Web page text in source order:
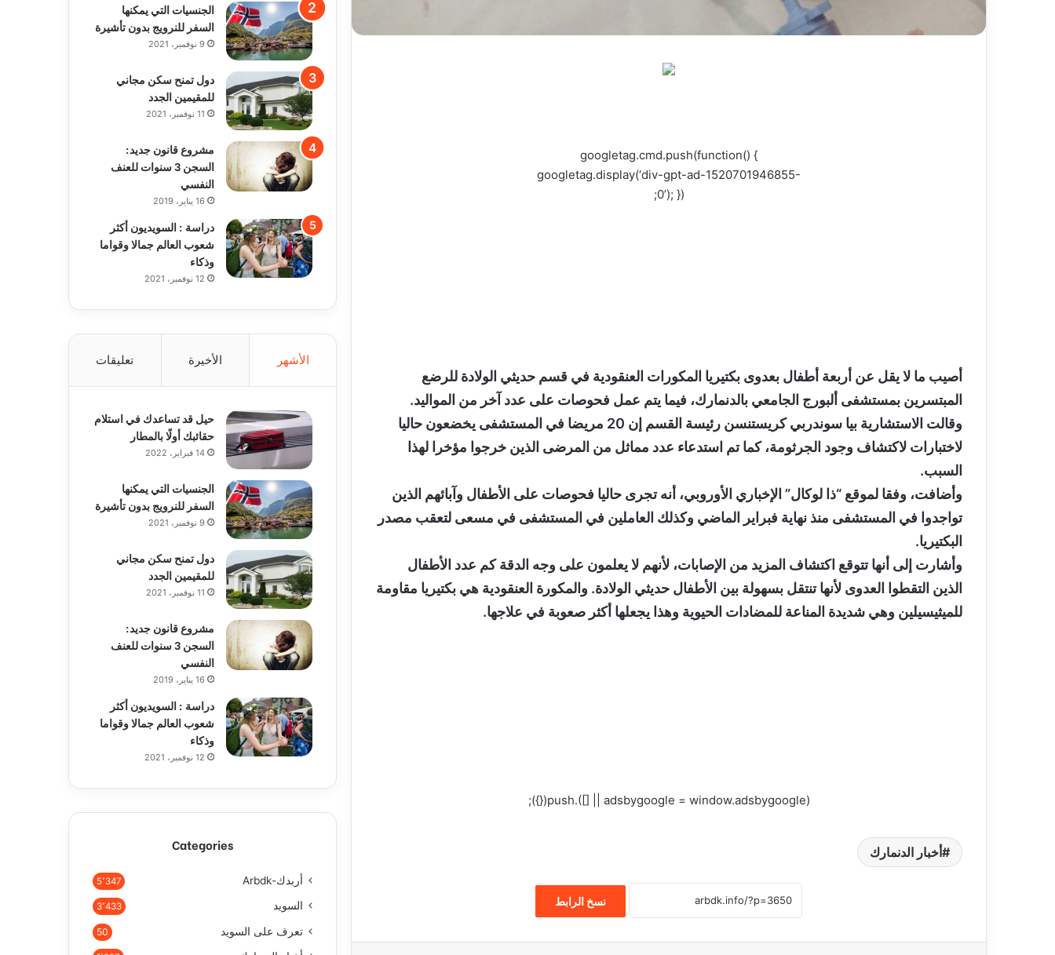
googletag.cmd.push(function() {
googletag.display(‘div-gpt-ad-1520701946855-
0’); });
أصيب ما لا يقل عن أربعة أطفال بعدوى بكتيريا المكورات العنقودية في قسم حديثي الولادة للرضع
المبتسرين بمستشفى ألبورج الجامعي بالدنمارك، فيما يتم عمل فحوصات على عدد آخر من المواليد.
وقالت الاستشارية بيا سوندربي كريستنسن رئيسة القسم إن 20 مريضا في المستشفى يخضعون حاليا
لاختبارات لاكتشاف وجود الجرثومة، كما تم استدعاء عدد مماثل من المرضى الذين خرجوا مؤخرا لهذا
السبب.
وأضافت، وفقا لموقع “ذا لوكال” الإخباري الأوروبي، أنه تجرى حاليا فحوصات على الأطفال وآبائهم الذين
تواجدوا في المستشفى منذ نهاية فبراير الماضي وكذلك العاملين في المستشفى في مسعى لتعقب مصدر
البكتيريا.
وأشارت إلى أنها تتوقع اكتشاف المزيد من الإصابات، لأنهم لا يعلمون على وجه الدقة كم عدد الأطفال
الذين التقطوا العدوى لأنها تنتقل بسهولة بين الأطفال حديثي الولادة. والمكورة العنقودية هي بكتيريا مقاومة
للميثيسيلين وهي شديدة المناعة للمضادات الحيوية وهذا يجعلها أكثر صعوبة في علاجها.
(adsbygoogle = window.adsbygoogle || []).push({});
أخبار الدنمارك
نسخ الرابط
الجنسيات التي يمكنها
السفر للنرويج بدون تأشيرة
9 نوفمبر، 2021
دول تمنح سكن مجاني
للمقيمين الجدد
11 نوفمبر، 2021
مشروع قانون جديد:
السجن 3 سنوات للعنف
النفسي
16 يناير، 2019
دراسة : السويديون أكثر
شعوب العالم جمالا وقواما
وذكاء
12 نوفمبر، 2021
الأشهر الأخيرة تعليقات
حيل قد تساعدك في استلام
حقائبك أولًا بالمطار
14 فبراير، 2022
الجنسيات التي يمكنها
السفر للنرويج بدون تأشيرة
9 نوفمبر، 2021
دول تمنح سكن مجاني
للمقيمين الجدد
11 نوفمبر، 2021
مشروع قانون جديد:
السجن 3 سنوات للعنف
النفسي
16 يناير، 2019
دراسة : السويديون أكثر
شعوب العالم جمالا وقواما
وذكاء
12 نوفمبر، 2021
Categories
أربدك-Arbdk 5٬347
السويد 3٬433
تعرف على السويد 50